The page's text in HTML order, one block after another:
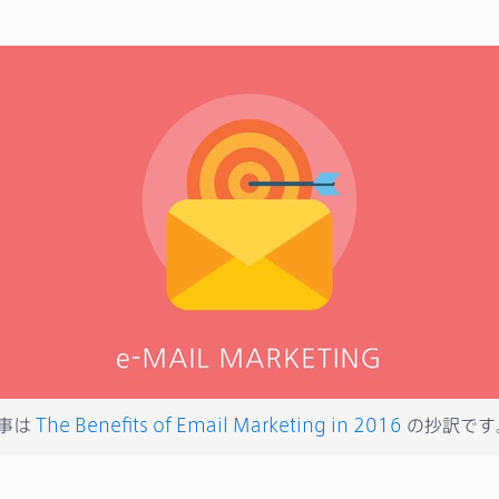
は The Benefits of Email Marketing in 2016 の抄訳で